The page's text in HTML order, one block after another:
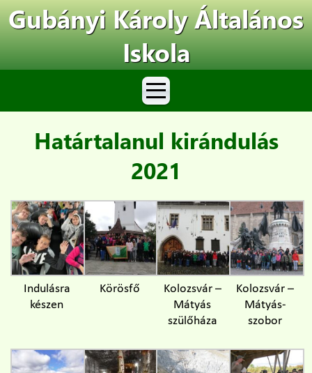
Gubányi Károly Általános
Iskola
Határtalanul kirándulás
2021
Indulásra
készen
Körösfő
Kolozsvár –
Mátyás
szülőháza
Kolozsvár –
Mátyás-
szobor